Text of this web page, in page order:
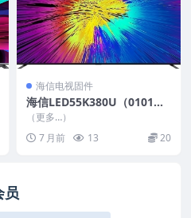
海信电视固件
海信LED55K380U（0101）
BOM2_C009_20160827_U盘
刷机固件
（更多…）
7 月前
13 20
员